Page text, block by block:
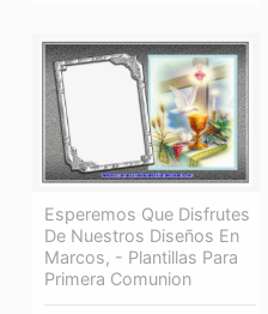
Esperemos Que Disfrutes
De Nuestros Diseños En
Marcos, - Plantillas Para
Primera Comunion